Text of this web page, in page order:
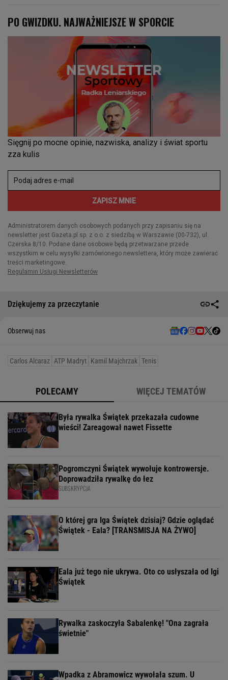
Dziękujemy za przeczytanie
Obserwuj nas
Carlos Alcaraz ATP Madryt Kamil Majchrzak Tenis
POLECAMY WIĘCEJ TEMATÓW
Była rywalka Świątek przekazała cudowne
wieści! Zareagował nawet Fissette
Pogromczyni Świątek wywołuje kontrowersje.
Doprowadziła rywalkę do łez
SUBSKRYPCJA
O której gra Iga Świątek dzisiaj? Gdzie oglądać
Świątek - Eala? [TRANSMISJA NA ŻYWO]
Eala już tego nie ukrywa. Oto co usłyszała od Igi
Świątek
Rywalka zaskoczyła Sabalenkę! "Ona zagrała
świetnie"
Wpadka z Abramowicz wywołała szum. U